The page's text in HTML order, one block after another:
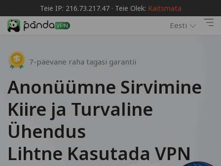
Teie IP: 216.73.217.47 · Teie Olek: Kaitsmata
Eesti
7-päevane raha tagasi garantii
Anonüümne Sirvimine
Kiire ja Turvaline
Ühendus
Lihtne Kasutada VPN